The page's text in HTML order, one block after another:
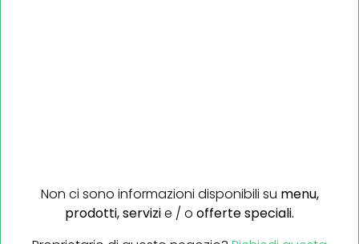
Non ci sono informazioni disponibili su menu,
prodotti,servizie / o offerte speciali.